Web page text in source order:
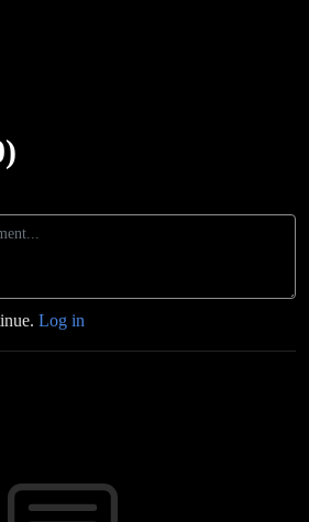
Log in